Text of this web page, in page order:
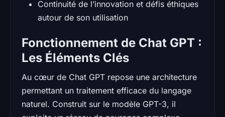
Continuité de l’innovation et défis éthiques
autour de son utilisation
Fonctionnement de Chat GPT :
Les Éléments Clés
Au cœur de Chat GPT repose une architecture
permettant un traitement efficace du langage
naturel. Construit sur le modèle GPT-3, il